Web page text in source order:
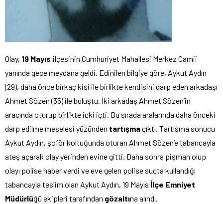
Olay, 19 Mayıs ilçesinin Cumhuriyet Mahallesi Merkez Camii
yanında gece meydana geldi. Edinilen bilgiye göre, Aykut Aydın
(29), daha önce birkaç kişi ile birlikte kendisini darp eden arkadaşı
Ahmet Sözen (35) ile buluştu. İki arkadaş Ahmet Sözen’in
aracında oturup birlikte içki içti. Bu sırada aralarında daha önceki
darp edilme meselesi yüzünden tartışmaçıktı. Tartışma sonucu
Aykut Aydın, şoför koltuğunda oturan Ahmet Sözen’e tabancayla
ateş açarak olay yerinden evine gitti. Daha sonra pişman olup
olayı polise haber verdi ve eve gelen polise suçta kullandığı
tabancayla teslim olan Aykut Aydın, 19 Mayıs İlçe Emniyet
Müdürlüğü ekipleri tarafından gözaltına alındı.